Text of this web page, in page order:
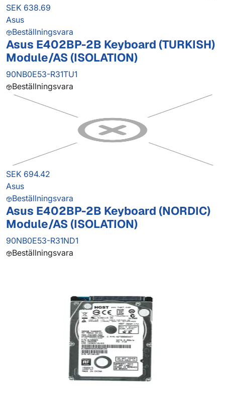
SEK 638.69
Asus
Beställningsvara
Asus E402BP-2B Keyboard (TURKISH)
Module/AS (ISOLATION)
90NB0E53-R31TU1
Beställningsvara
SEK 694.42
Asus
Beställningsvara
Asus E402BP-2B Keyboard (NORDIC)
Module/AS (ISOLATION)
90NB0E53-R31ND1
Beställningsvara